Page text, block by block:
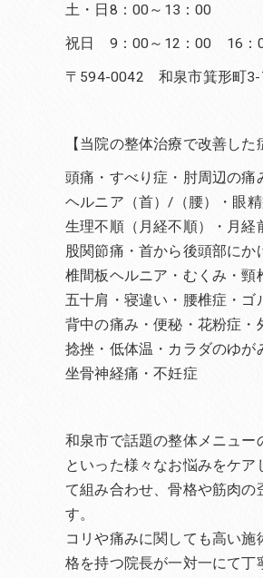
土・日8：00～13：00
祝日 9：00～12：00 16：
〒594-0042 和泉市箕形町3-
【当院の整体治療で改善した
頭痛・すべり症・肘周辺の
ヘルニア（首）/（腰）・眼
生理不順（月経不順）・月経
股関節痛・首から後頭部に
椎間板ヘルニア・むくみ・
五十肩・寝違い・腰椎症・ゴ
背中の痛み・便秘・花粉症
捻挫・低体温・カラダのゆ
坐骨神経痛・不妊症
和泉市で話題の整体メニュ
といった様々なお悩みをケ
て組み合わせ、骨格や筋肉の
す。
コリや痛みに関しても高い
格を持つ院長が一対一にて